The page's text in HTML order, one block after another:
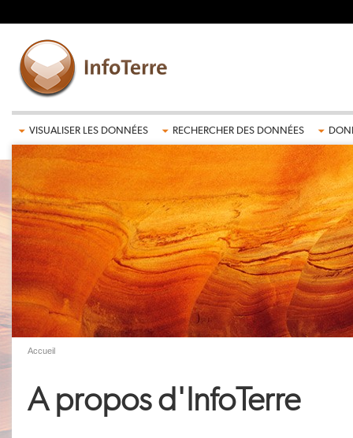
VISUALISER LES DONNÉES RECHERCHER DES DONNÉES
Accueil
A propos d'InfoTerre